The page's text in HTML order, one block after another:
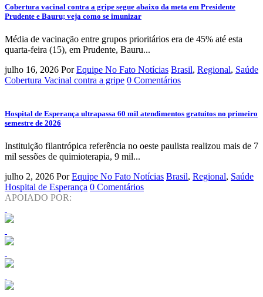
Cobertura vacinal contra a gripe segue abaixo da meta em Presidente
Prudente e Bauru; veja como se imunizar
Média de vacinação entre grupos prioritários era de 45% até esta
quarta-feira (15), em Prudente, Bauru...
julho 16, 2026 Por Equipe No Fato Notícias Brasil, Regional, Saúde
Cobertura Vacinal contra a gripe 0 Comentários
Hospital de Esperança ultrapassa 60 mil atendimentos gratuitos no primeiro
semestre de 2026
Instituição filantrópica referência no oeste paulista realizou mais de 7
mil sessões de quimioterapia, 9 mil...
julho 2, 2026 Por Equipe No Fato Notícias Brasil, Regional, Saúde
Hospital de Esperança 0 Comentários
APOIADO POR: